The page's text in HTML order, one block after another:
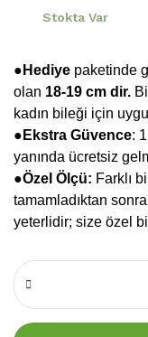
Stokta Var
●Hediye paketinde
olan 18-19 cm dir.
kadın bileği için
● Ekstra Güvence:
yanında ücretsiz
●Özel Ölçü: Farklı
tamamladıktan
yeterlidir; size özel